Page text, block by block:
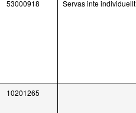
53000918 Servas inte individuellt
10201265